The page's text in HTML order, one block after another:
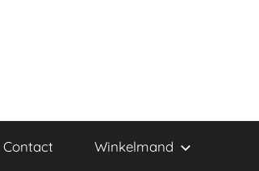
Contact Winkelmand